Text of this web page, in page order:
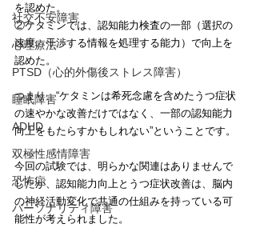
社交不安障害
心理療法
PTSD（心的外傷後ストレス障害）
睡眠障害
ADHD
双極性感情障害
恐怖症
パーソナリティ障害
を認めた。
②ケタミンでは、認知能力検査の一部（選択の
速度、干渉する情報を処理する能力）で向上を
認めた。
つまり、“ケタミンは希死念慮を含めたうつ症状
の速やかな改善だけではなく、一部の認知能力
向上をもたらすかもしれない”ということです。
今回の試験では、明らかな関連はありませんで
したが、認知能力向上とうつ症状改善は、脳内
の神経活動変化で共通の仕組みを持っている可
能性が考えられました。